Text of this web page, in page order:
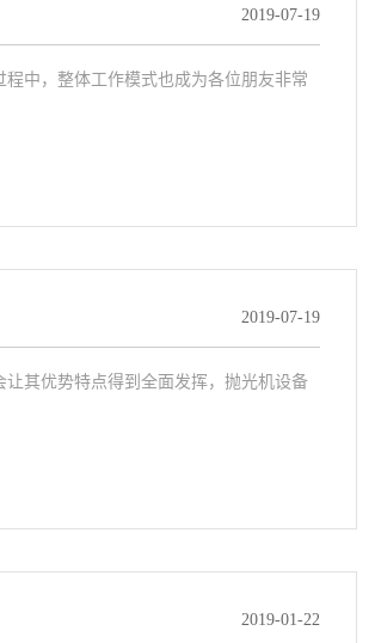
2019-07-19
中，整体工作模式也成为各位朋友非常
2019-07-19
其优势特点得到全面发挥，抛光机设备
2019-01-22